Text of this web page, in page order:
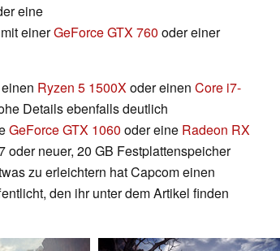
eine
einerGeForce GTX 760 oder einer
Ryzen 5 1500Xoder einen Core i7-
Details ebenfalls deutlich
GeForce GTX 1060 oder eine Radeon RX
oder neuer, 20 GB Festplattenspeicher
zu erleichtern hat Capcom einen
den ihr unter dem Artikel finden